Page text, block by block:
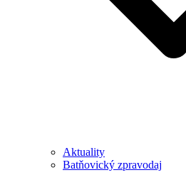
Aktuality
Batňovický zpravodaj